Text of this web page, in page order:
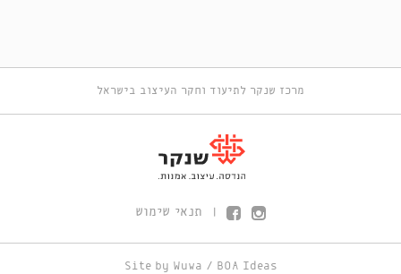
מרכז שנקר לתיעוד וחקר העיצוב בישראל
תנאי שימוש
Site by Wuwa / BOA Ideas